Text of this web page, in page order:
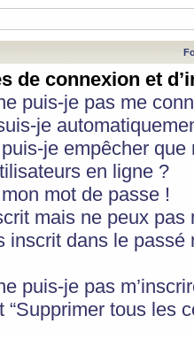
de connexion et
puis-je pas me
je
je empêcher
en ligne ?
mot de passe !
mais ne peux pas
inscrit dans le
puis-je pas
“Supprimer tous les